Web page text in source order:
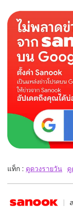
แท็ก : ดูดวงรายวัน ดู